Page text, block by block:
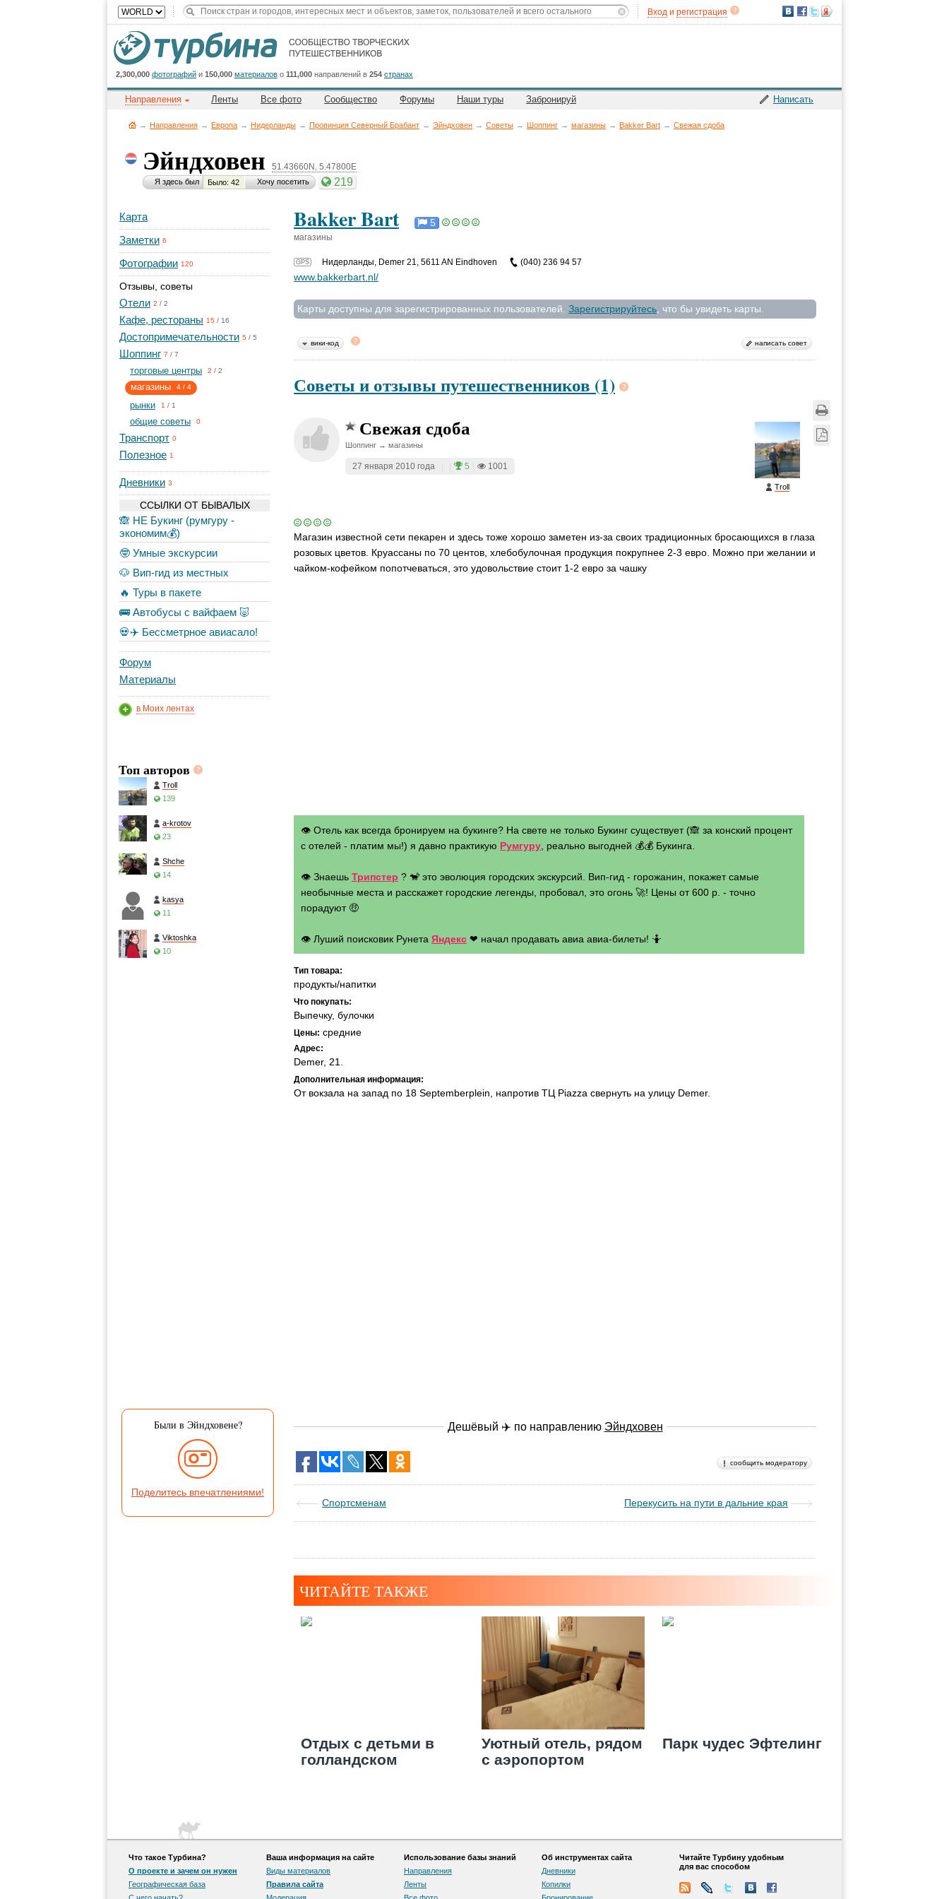
Вход и регистрация
2,300,000 фотографий и 150,000 материалов о 111,000 направлений в 254 странах
Написать
Направления Ленты Все фото Сообщество Форумы Наши туры Забронируй
→ Направления → Европа → Нидерланды → Провинция Северный Брабант → Эйндховен → Советы → Шоппинг → магазины → Bakker Bart → Свежая сдоба
Эйндховен 51.43660N, 5.47800E
Я здесь был Было: 42 Хочу посетить 219
Карта
Заметки 6
Фотографии 120
Отзывы, советы
Отели 2 / 2
Кафе, рестораны 15 / 16
Достопримечательности 5 / 5
Шоппинг 7 / 7
торговые центры 2 / 2
магазины 4 / 4
рынки 1 / 1
общие советы 0
Транспорт 0
Полезное 1
Дневники 3
ССЫЛКИ ОТ БЫВАЛЫХ
🙈 НЕ Букинг (румгуру -
экономим💰)
🤓 Умные экскурсии
🐶 Вип-гид из местных
🔥 Туры в пакете
🚌 Автобусы с вайфаем 🐷
💀✈️ Бессметрное авиасало!
Форум
Материалы
в Моих лентах
Топ авторов
Troll
139
a-krotov
23
Shche
14
kasya
11
Viktoshka
10
Были в Эйндховене?
Поделитесь впечатлениями!
Bakker Bart 5
магазины
GPS Нидерланды, Demer 21, 5611 AN Eindhoven (040) 236 94 57
www.bakkerbart.nl/
Карты доступны для зарегистрированных пользователей. Зарегистрируйтесь , что бы увидеть карты.
вики-код написать совет
Советы и отзывы путешественников (1)
Troll
Свежая сдоба
Шоппинг → магазины
27 января 2010 года 5 1001
Магазин известной сети пекарен и здесь тоже хорошо заметен из-за своих традиционных бросающихся в глаза
розовых цветов. Круассаны по 70 центов, хлебобулочная продукция покрупнее 2-3 евро. Можно при желании и
чайком-кофейком попотчеваться, это удовольствие стоит 1-2 евро за чашку
👁 Отель как всегда бронируем на букинге? На свете не только Букинг существует (🙈 за конский процент
с отелей - платим мы!) я давно практикую Румгуру , реально выгодней 💰💰 Букинга.
👁 Знаешь Трипстер ? 🐒 это эволюция городских экскурсий. Вип-гид - горожанин, покажет самые
необычные места и расскажет городские легенды, пробовал, это огонь 🚀! Цены от 600 р. - точно
порадуют 🤑
👁 Луший поисковик Рунета Яндекс ❤ начал продавать авиа авиа-билеты! 🤷
Тип товара:
продукты/напитки
Что покупать:
Выпечку, булочки
Цены: средние
Адрес:
Demer, 21.
Дополнительная информация:
От вокзала на запад по 18 Septemberplein, напротив ТЦ Piazza свернуть на улицу Demer.
Дешёвый ✈️ по направлению Эйндховен
сообщить модератору
Спортсменам Перекусить на пути в дальние края
ЧИТАЙТЕ ТАКЖЕ
Отдых с детьми в
голландском
Уютный отель, рядом
с аэропортом
Парк чудес Эфтелинг
Что такое Турбина?
О проекте и зачем он нужен
Географическая база
Ваша информация на сайте
Виды материалов
Правила сайта
Использование базы знаний
Направления
Ленты
Об инструментах сайта
Дневники
Копилки
Читайте Турбину удобным
для вас способом